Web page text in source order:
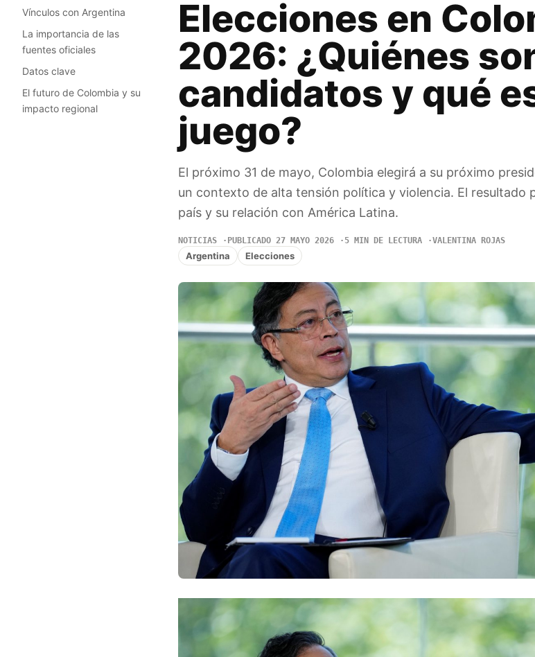
Vínculos con Argentina
La importancia de las
fuentes oficiales
Datos clave
El futuro de Colombia y su
impacto regional
Elecciones en
2026: ¿Quiénes
candidatos y qué
juego?
El próximo 31 de mayo, Colombia elegirá a su próximo
un contexto de alta tensión política y violencia. El resultado
país y su relación con América Latina.
NOTICIAS PUBLICADO 27 MAYO 2026 5 MIN DE LECTURA VALENTINA ROJAS
Argentina Elecciones